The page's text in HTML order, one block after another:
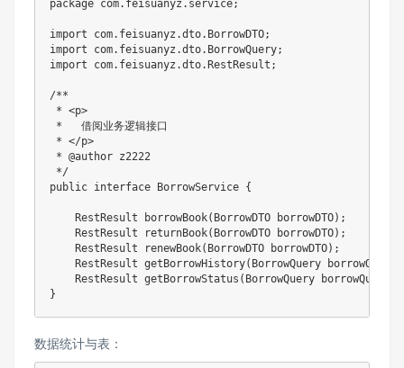
package com. feisuanyz . service;
import com. feisuanyz .dto. BorrowDTO;
import
com. feisuanyz .dto. BorrowQuery;
import
com. feisuanyz .dto. RestResult ;
/**
* <p>
*   借阅业务逻辑接口
* </p>
* @author z2222
*/
public interface BorrowService {
RestResult borrowBook( BorrowDTO borrowDTO) ;
RestResult
returnBook( BorrowDTO borrowDTO) ;
RestResult
renewBook( BorrowDTO borrowDTO) ;
RestResult getBorrowHistory( BorrowQuery borrowQuery
RestResult getBorrowStatus ( BorrowQuery borrowQuery
}
数据统计与表：